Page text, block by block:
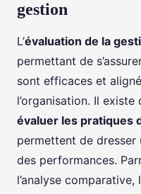
gestion
L’évaluation de la
permettant de
sont efficaces et
l’organisation. Il existe
évaluer les pratiques
permettent de
des performances.
l’analyse